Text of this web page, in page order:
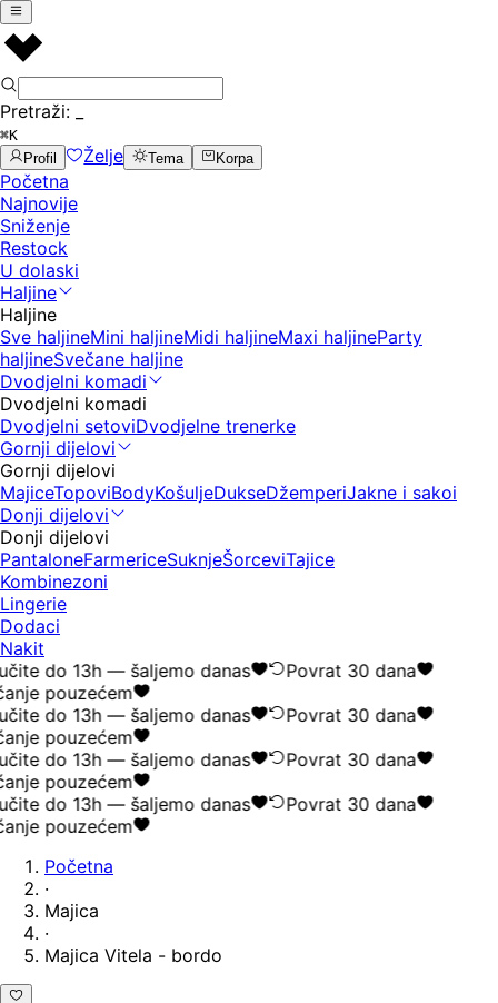
Pretraži:
⌘K
Profil
Želje Tema Korpa
Početna
Najnovije
Sniženje
Restock
U dolaski
Haljine
Haljine
Sve haljineMini haljineMidi haljineMaxi haljineParty
haljineSvečane haljine
Dvodjelni komadi
Dvodjelni komadi
Dvodjelni setoviDvodjelne trenerke
Gornji dijelovi
Gornji dijelovi
MajiceTopoviBodyKošuljeDukseDžemperiJakne i sakoi
Donji dijelovi
Donji dijelovi
PantaloneFarmericeSuknjeŠorceviTajice
Kombinezoni
Lingerie
Dodaci
Nakit
do 13h — šaljemo danas
Povrat 30 dana
pouzećem
do 13h — šaljemo danas
Povrat 30 dana
pouzećem
do 13h — šaljemo danas
Povrat 30 dana
pouzećem
do 13h — šaljemo danas
Povrat 30 dana
pouzećem
Početna
·
Majica
·
Majica Vitela - bordo